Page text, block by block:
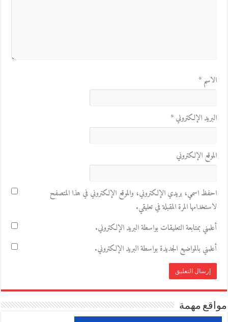
الاسم*
البريد الإلكتروني*
الموقع الإلكتروني
احفظ اسمي، بريدي الإلكتروني، والموقع الإلكتروني في هذا المتصفح
لاستخدامها المرة المقبلة في تعليقي.
أعلمني بمتابعة التعليقات بواسطة البريد الإلكتروني.
أعلمني بالمواضيع الجديدة بواسطة البريد الإلكتروني.
مواقع مهمة